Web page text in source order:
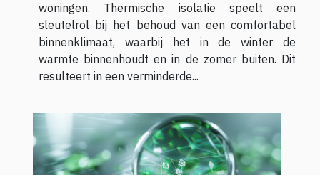
woningen. Thermische isolatie speelt een
sleutelrol bij het behoud van een comfortabel
binnenklimaat, waarbij het in de winter de
warmte binnenhoudt en in de zomer buiten. Dit
resulteert in een verminderde...